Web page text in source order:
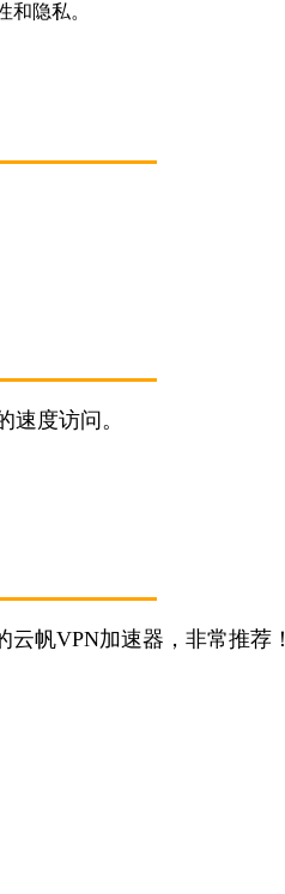
隐私。
度访问。
帆VPN加速器，非常推荐！